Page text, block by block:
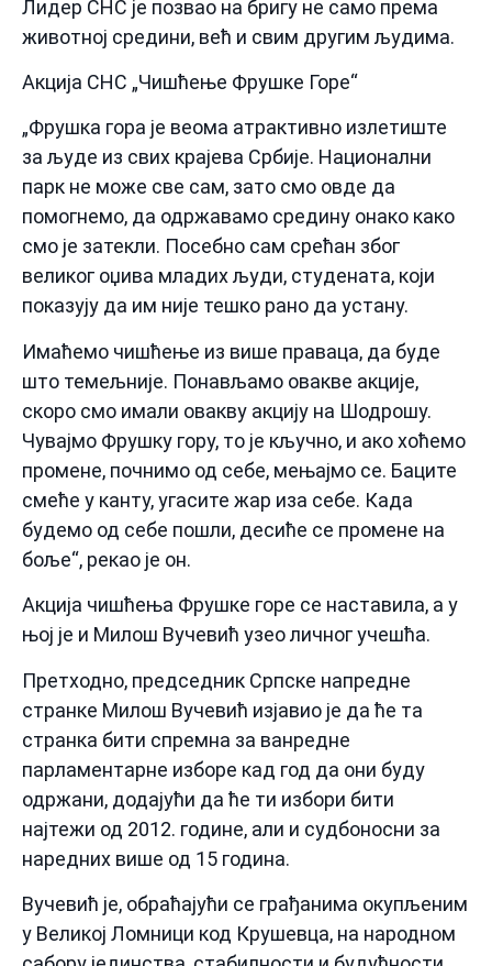
Лидер СНС је позвао на бригу не само према
животној средини, већ и свим другим људима.
Акција СНС „Чишћење Фрушке Горе“
„Фрушка гора је веома атрактивно излетиште
за људе из свих крајева Србије. Национални
парк не може све сам, зато смо овде да
помогнемо, да одржавамо средину онако како
смо је затекли. Посебно сам срећан због
великог оџива младих људи, студената, који
показују да им није тешко рано да устану.
Имаћемо чишћење из више праваца, да буде
што темељније. Понављамо овакве акције,
скоро смо имали овакву акцију на Шодрошу.
Чувајмо Фрушку гору, то је кључно, и ако хоћемо
промене, почнимо од себе, мењајмо се. Баците
смеће у канту, угасите жар иза себе. Када
будемо од себе пошли, десиће се промене на
боље“, рекао је он.
Акција чишћења Фрушке горе се наставила, а у
њој је и Милош Вучевић узео личног учешћа.
Претходно, председник Српске напредне
странке Милош Вучевић изјавио је да ће та
странка бити спремна за ванредне
парламентарне изборе кад год да они буду
одржани, додајући да ће ти избори бити
најтежи од 2012. године, али и судбоносни за
наредних више од 15 година.
Вучевић је, обраћајући се грађанима окупљеним
у Великој Ломници код Крушевца, на народном